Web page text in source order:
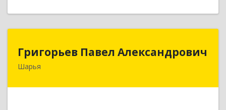
Григорьев Павел Александрович
Шарья157505, Костромская область, город Шарья,